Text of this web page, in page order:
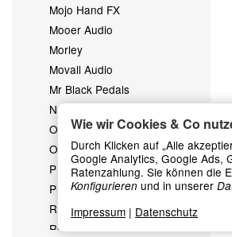
Mojo Hand FX
Mooer Audio
Morley
Movall Audio
Mr Black Pedals
Neunaber
OddfellowFX
OKKO
PIGTRONIX Effects
Pro Tone Pedals
Red Panda Pedals
Rockett Effectpadals
Wie wir Cookies & Co
Durch Klicken auf „Alle
Google Analytics, Google Ads,
Ratenzahlung. Sie können die
Konfigurieren und in unserer
Impressum | Datenschutz